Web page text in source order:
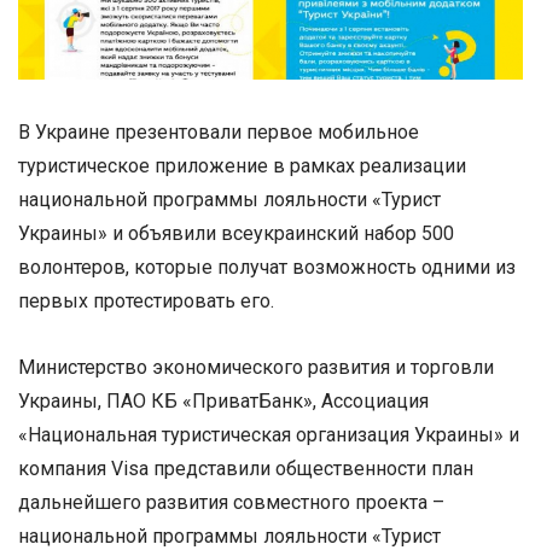
В Украине презентовали первое мобильное
туристическое приложение в рамках реализации
национальной программы лояльности «Турист
Украины» и объявили всеукраинский набор 500
волонтеров, которые получат возможность одними из
первых протестировать его.
Министерство экономического развития и торговли
Украины, ПАО КБ «ПриватБанк», Ассоциация
«Национальная туристическая организация Украины» и
компания Visa представили общественности план
дальнейшего развития совместного проекта –
национальной программы лояльности «Турист